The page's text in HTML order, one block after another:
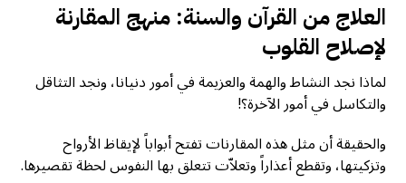
العلاج من القرآن والسنة: منهج المقارنة
لإصلاح القلوب
لماذا نجد النشاط والهمة والعزيمة في أمور دنيانا، ونجد التثاقل
والتكاسل في أمور الآخرة؟!
والحقيقة أن مثل هذه المقارنات تفتح أبواباً لإيقاظ الأرواح
وتزكيتها، وتقطع أعذاراً وتعلاّت تتعلق بها النفوس لحظة تقصيرها.